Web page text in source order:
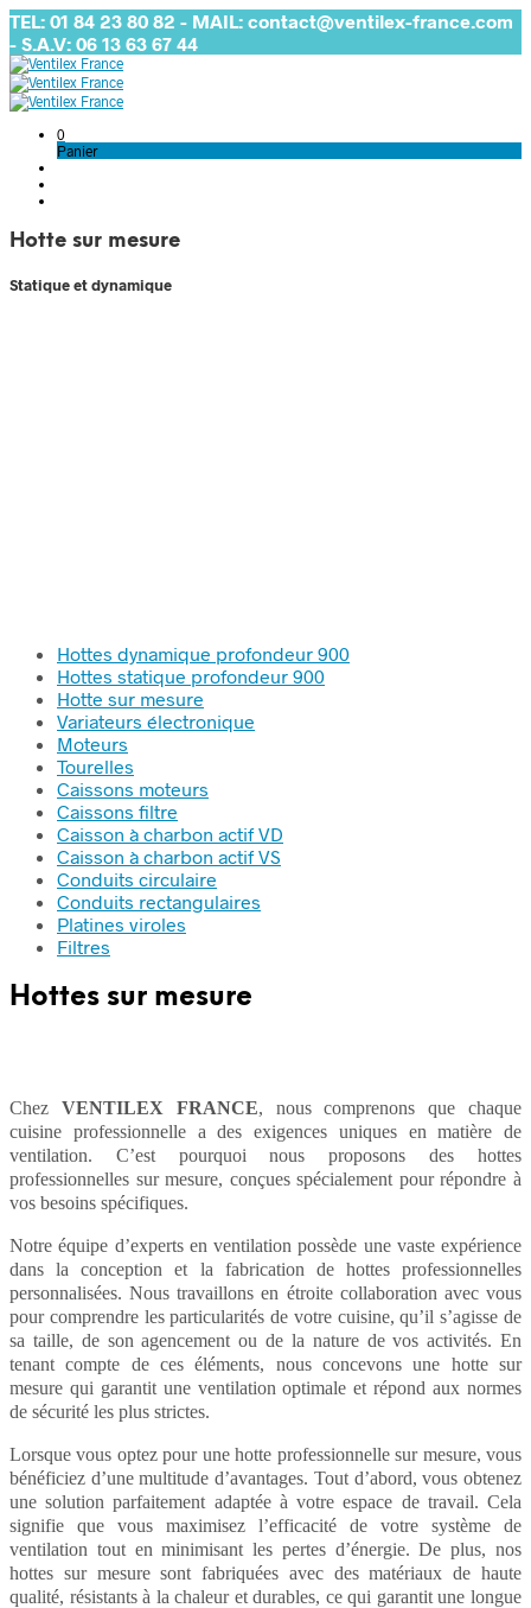
TEL: 01 84 23 80 82 - MAIL: contact@ventilex-france.com
- S.A.V: 06 13 63 67 44
0
Panier
Hotte sur mesure
Statique et dynamique
Hottes dynamique profondeur 900
Hottes statique profondeur 900
Hotte sur mesure
Variateurs électronique
Moteurs
Tourelles
Caissons moteurs
Caissons filtre
Caisson à charbon actif VD
Caisson à charbon actif VS
Conduits circulaire
Conduits rectangulaires
Platines viroles
Filtres
Hottes sur mesure
Chez VENTILEX FRANCE, nous comprenons que chaque
cuisine professionnelle a des exigences uniques en matière de
ventilation. C’est pourquoi nous proposons des hottes
professionnelles sur mesure, conçues spécialement pour répondre à
vos besoins spécifiques.
Notre équipe d’experts en ventilation possède une vaste expérience
dans la conception et la fabrication de hottes professionnelles
personnalisées. Nous travaillons en étroite collaboration avec vous
pour comprendre les particularités de votre cuisine, qu’il s’agisse de
sa taille, de son agencement ou de la nature de vos activités. En
tenant compte de ces éléments, nous concevons une hotte sur
mesure qui garantit une ventilation optimale et répond aux normes
de sécurité les plus strictes.
Lorsque vous optez pour une hotte professionnelle sur mesure, vous
bénéficiez d’une multitude d’avantages. Tout d’abord, vous obtenez
une solution parfaitement adaptée à votre espace de travail. Cela
signifie que vous maximisez l’efficacité de votre système de
ventilation tout en minimisant les pertes d’énergie. De plus, nos
hottes sur mesure sont fabriquées avec des matériaux de haute
qualité, résistants à la chaleur et durables, ce qui garantit une longue